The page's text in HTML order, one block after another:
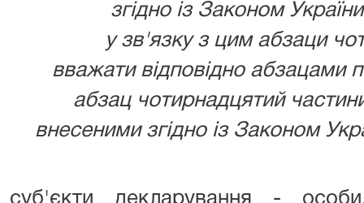
згідно із Законом
у зв'язку з цим абзаци
вважати відповідно абзацами
абзац чотирнадцятий
внесеними згідно із Законом
суб'єкти декларування -